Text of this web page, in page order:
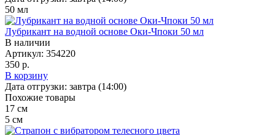
50 мл
Лубрикант на водной основе Оки-Чпоки 50 мл
В наличии
Артикул: 354220
350 р.
В корзину
Дата отгрузки: завтра (14:00)
Похожие товары
17 см
5 см